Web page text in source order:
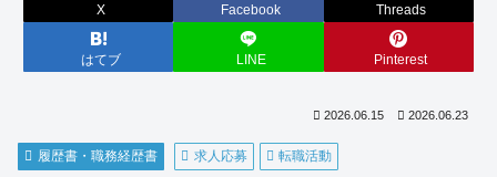
X Facebook Threads
はてブ LINE Pinterest
2026.06.15 2026.06.23
履歴書・職務経歴書 求人応募 転職活動